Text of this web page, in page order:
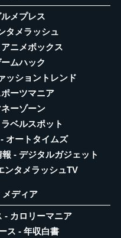
メプレス
タメラッシュ
ニメボックス
ムハック
ッショントレンド
ーツマニア
ーゾーン
ベルスポット
オートタイムズ
- デジタルガジェット
ンタメラッシュTV
メディア
- カロリーマニア
ス - 年収白書